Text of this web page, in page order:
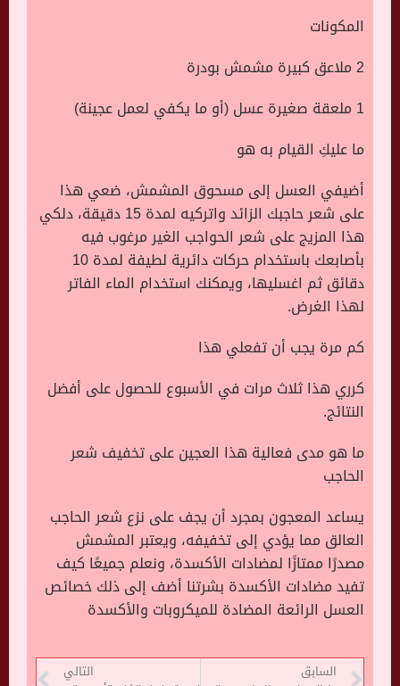
المكونات
2 ملاعق كبيرة مشمش بودرة
1 ملعقة صغيرة عسل (أو ما يكفي لعمل عجينة)
ما عليكِ القيام به هو
أضيفي العسل إلى مسحوق المشمش، ضعي هذا
على شعر حاجبك الزائد واتركيه لمدة 15 دقيقة، دلكي
هذا المزيج على شعر الحواجب الغير مرغوب فيه
بأصابعك باستخدام حركات دائرية لطيفة لمدة 10
دقائق ثم اغسليها، ويمكنك استخدام الماء الفاتر
لهذا الغرض.
كم مرة يجب أن تفعلي هذا
كرري هذا ثلاث مرات في الأسبوع للحصول على أفضل
النتائج.
ما هو مدى فعالية هذا العجين على تخفيف شعر
الحاجب
يساعد المعجون بمجرد أن يجف على نزع شعر الحاجب
العالق مما يؤدي إلى تخفيفه، ويعتبر المشمش
مصدرًا ممتازًا لمضادات الأكسدة، ونعلم جميعًا كيف
تفيد مضادات الأكسدة بشرتنا أضف إلى ذلك خصائص
العسل الرائعة المضادة للميكروبات والأكسدة
السابق التالي